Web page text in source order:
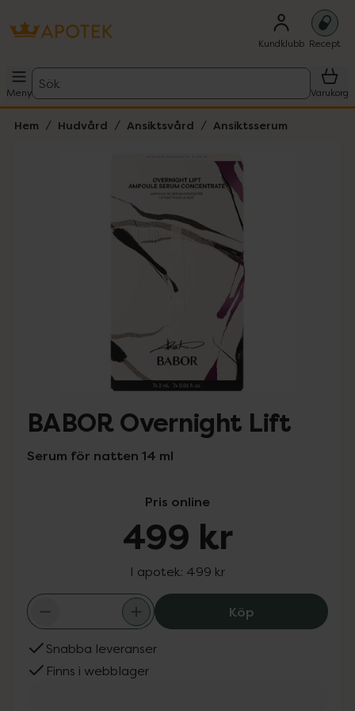
Kundklubb Recept
Meny
Sök
Varukorg
Hem Hudvård Ansiktsvård Ansiktsserum
Lista: . Innehåller 3 objekt.
BABOR Overnight Lift
Serum för natten 14 ml
Pris online
499 kr
I apotek: 499 kr
KöpBABOR
Snabba leveranser
Finns i webblager